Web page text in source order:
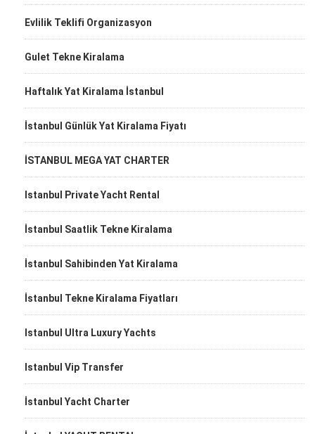
Evlilik Teklifi Organizasyon
Gulet Tekne Kiralama
Haftalık Yat Kiralama İstanbul
İstanbul Günlük Yat Kiralama Fiyatı
İSTANBUL MEGA YAT CHARTER
Istanbul Private Yacht Rental
İstanbul Saatlik Tekne Kiralama
İstanbul Sahibinden Yat Kiralama
İstanbul Tekne Kiralama Fiyatları
Istanbul Ultra Luxury Yachts
Istanbul Vip Transfer
İstanbul Yacht Charter